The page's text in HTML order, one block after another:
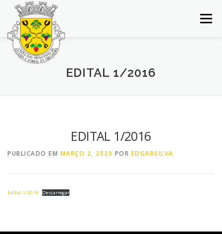
Saltar
conteúdo
Menu
INÍCIO JUNTA DE FREGUESIA
CONTACTOS
EDITAL 1/2016
EDITAL 1/2016
PUBLICADO EM MARÇO 2, 2020 POR EDGARSILVA
Edital-1-2016 Descarregar